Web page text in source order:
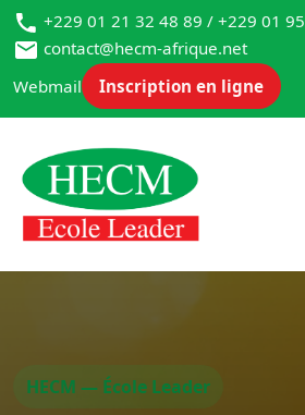
+229 01 21 32 48 89 / +229 01
contact@hecm-afrique.net
Webmail
Inscription en ligne
HECM — École Leader